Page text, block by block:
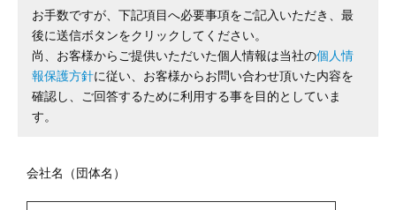
お手数ですが、下記項目へ必要事項をご記入いただき、最
後に送信ボタンをクリックしてください。
尚、お客様からご提供いただいた個人情報は当社の個人情
報保護方針に従い、お客様からお問い合わせ頂いた内容を
確認し、ご回答するために利用する事を目的としていま
す。
会社名（団体名）